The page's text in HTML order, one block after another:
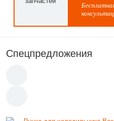
Спецпредложения